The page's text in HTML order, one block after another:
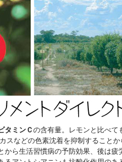
タミンＣの含有量。レモンと比べて
スなどの色素沈着を抑制すること
から生活習慣病の予防効果、後は疲